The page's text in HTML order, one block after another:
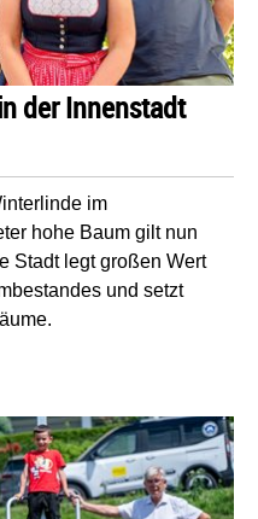
der Innenstadt
im
hohe Baum gilt nun
Stadt legt großen Wert
und setzt
in der Innenstadt